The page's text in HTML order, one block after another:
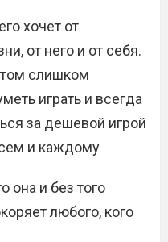
хочет от
от него и от себя.
слишком
играть и всегда
за дешевой игрой
и каждому
она и без того
любого, кого